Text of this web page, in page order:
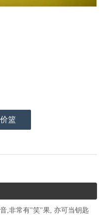
篮
,非常有"笑"果, 亦可当钥匙